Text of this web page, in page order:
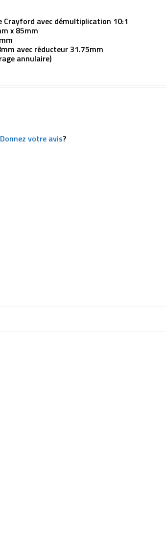
Crayford avec démultiplication 10:1
x 85mm
avec réducteur 31.75mm
annulaire)
Donnez votre avis?